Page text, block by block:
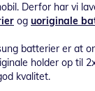
Derfor har vi
og uoriginale
batterier er at
holder op til
kvalitet.